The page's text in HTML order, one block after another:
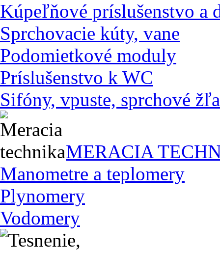
Kúpeľňové príslušenstvo a
Sprchovacie kúty, vane
Podomietkové moduly
Príslušenstvo k WC
Sifóny, vpuste, sprchové
MERACIA
Manometre a teplomery
Plynomery
Vodomery